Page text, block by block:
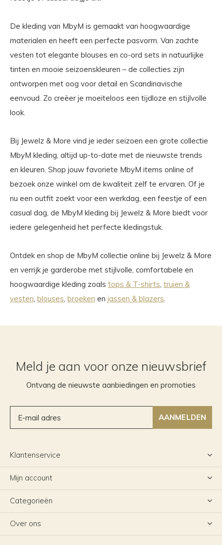
De kleding van MbyM is gemaakt van hoogwaardige
materialen en heeft een perfecte pasvorm. Van zachte
vesten tot elegante blouses en co-ord sets in natuurlijke
tinten en mooie seizoenskleuren – de collecties zijn
ontworpen met oog voor detail en Scandinavische
eenvoud. Zo creëer je moeiteloos een tijdloze en stijlvolle
look.
Bij Jewelz & More vind je ieder seizoen een grote collectie
MbyM kleding, altijd up-to-date met de nieuwste trends
en kleuren. Shop jouw favoriete MbyM items online of
bezoek onze winkel om de kwaliteit zelf te ervaren. Of je
nu een outfit zoekt voor een werkdag, een feestje of een
casual dag, de MbyM kleding bij Jewelz & More biedt voor
iedere gelegenheid het perfecte kledingstuk.
Ontdek en shop de MbyM collectie online bij Jewelz & More
en verrijk je garderobe met stijlvolle, comfortabele en
hoogwaardige kleding zoals tops & T-shirts, truien &
vesten, blouses, broeken en jassen & blazers.
Meld je aan voor onze nieuwsbrief
Ontvang de nieuwste aanbiedingen en promoties
AANMELDEN
Klantenservice
Mijn account
Categorieën
Over ons